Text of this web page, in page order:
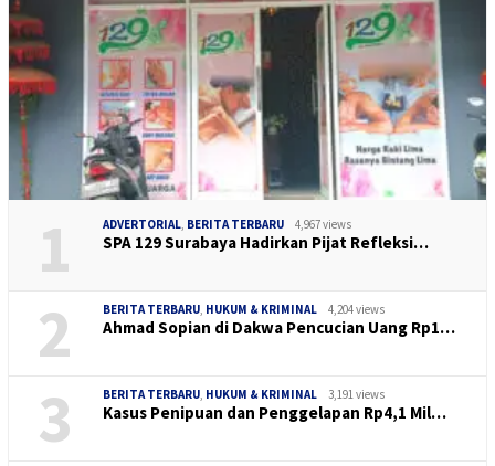
1 ADVERTORIAL BERITA TERBARU 4,967 views
SPA 129 Surabaya Hadirkan Pijat Refleksi…
2 BERITA TERBARU HUKUM & KRIMINAL 4,204 views
Ahmad Sopian di Dakwa Pencucian Uang Rp1…
3 BERITA TERBARU HUKUM & KRIMINAL 3,191 views
Kasus Penipuan dan Penggelapan Rp4,1 Mil…